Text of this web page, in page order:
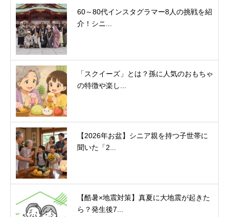
60～80代インスタグラマー8人の挑戦を紹
介！シニ...
「スクイーズ」とは？孫に人気のおもちゃ
の特徴や楽し...
【2026年お盆】シニア親を持つ子世帯に
聞いた「2...
【酷暑×地震対策】真夏に大地震が起きた
ら？発生後7...